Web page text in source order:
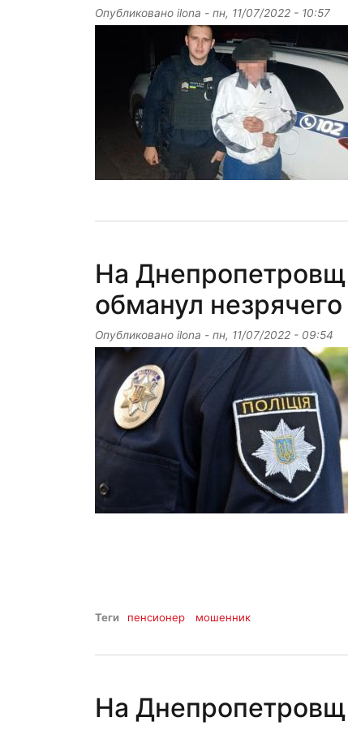
Опубликовано ilona - пн, 11/07/2022 - 10:57
На
обманул
Опубликовано ilona - пн, 11/07/2022 - 09:54
Теги пенсионер мошенник
На